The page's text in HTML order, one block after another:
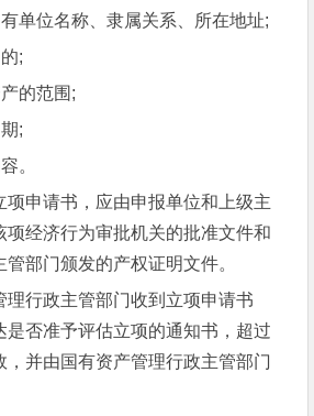
位名称、隶属关系、所在地址;
;
的范围;
;
。
申请书，应由申报单位和上级主
项经济行为审批机关的批准文件和
部门颁发的产权证明文件。
行政主管部门收到立项申请书
是否准予评估立项的通知书，超过
，并由国有资产管理行政主管部门